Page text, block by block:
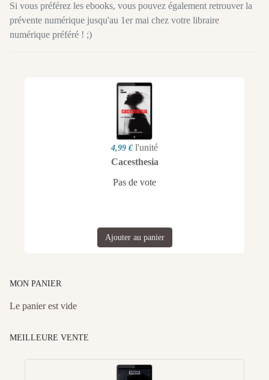
Si vous préférez les ebooks, vous pouvez également retrouver la
prévente numérique jusqu'au 1er mai chez votre libraire
numérique préféré ! ;)
4,99 € l'unité
Cacesthesia
Pas de vote
Ajouter au panier
MON PANIER
Le panier est vide
MEILLEURE VENTE